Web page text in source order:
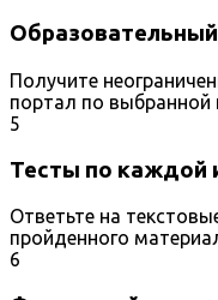
Получите
портал по выбранной
5
Тесты по каждой
Ответьте на
пройденного
6